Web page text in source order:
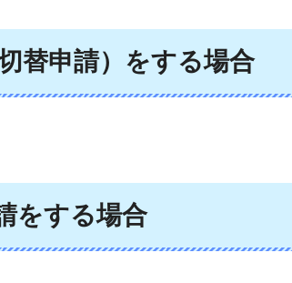
替申請）をする場合
をする場合